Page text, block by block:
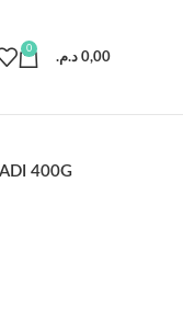
0
0,00 د.م.
400G